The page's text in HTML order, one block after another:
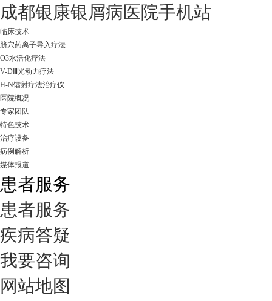
成都银康银屑病医院手机站
临床技术
脐穴药离子导入疗法
O3水活化疗法
V-DⅢ光动力疗法
H-N镭射疗法治疗仪
医院概况
专家团队
特色技术
治疗设备
病例解析
媒体报道
患者服务
患者服务
疾病答疑
我要咨询
网站地图